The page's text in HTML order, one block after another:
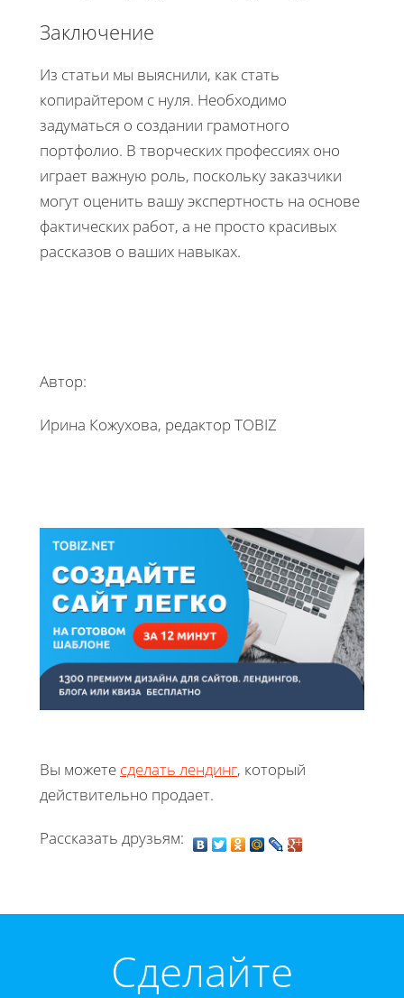
Заключение
Из статьи мы выяснили, как стать
копирайтером с нуля. Необходимо
задуматься о создании грамотного
портфолио. В творческих профессиях оно
играет важную роль, поскольку заказчики
могут оценить вашу экспертность на основе
фактических работ, а не просто красивых
рассказов о ваших навыках.
Автор:
Ирина Кожухова, редактор TOBIZ
Вы можете сделать лендинг, который
действительно продает.
Рассказать друзьям:
Cделайте